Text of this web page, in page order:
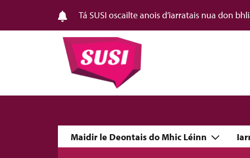
Tá SUSI oscailte anois d’iarratais nua don
Maidir le Deontais do Mhic Léinn